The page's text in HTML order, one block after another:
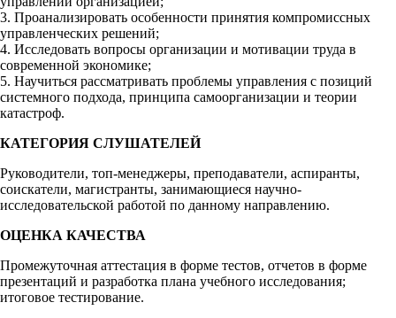
3. Проанализировать особенности принятия компромиссных
управленческих решений;
4. Исследовать вопросы организации и мотивации труда в
современной экономике;
5. Научиться рассматривать проблемы управления с позиций
системного подхода, принципа самоорганизации и теории
катастроф.
КАТЕГОРИЯ СЛУШАТЕЛЕЙ
Руководители, топ-менеджеры, преподаватели, аспиранты,
соискатели, магистранты, занимающиеся научно-
исследовательской работой по данному направлению.
ОЦЕНКА КАЧЕСТВА
Промежуточная аттестация в форме тестов, отчетов в форме
презентаций и разработка плана учебного исследования;
итоговое тестирование.